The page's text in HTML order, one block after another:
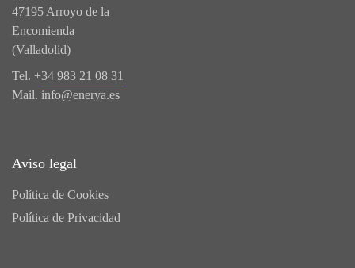
47195 Arroyo de la
Encomienda
(Valladolid)
Tel. +34 983 21 08 31
Mail. info@enerya.es
Aviso legal
Política de Cookies
Política de Privacidad